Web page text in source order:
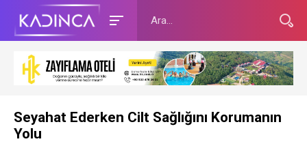
Seyahat Ederken Cilt Sağlığını Korumanın
Yolu